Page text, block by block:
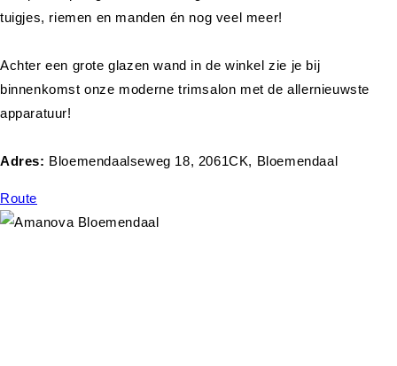
tuigjes, riemen en manden én nog veel meer!
Achter een grote glazen wand in de winkel zie je bij
binnenkomst onze moderne trimsalon met de allernieuwste
apparatuur!
Adres: Bloemendaalseweg 18, 2061CK, Bloemendaal
Route